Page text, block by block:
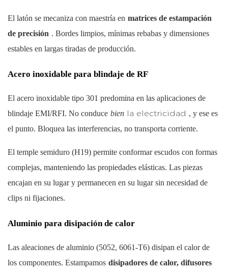
El latón se mecaniza con maestría en matrices de estampación
de precisión . Bordes limpios, mínimas rebabas y dimensiones
estables en largas tiradas de producción.
Acero inoxidable para blindaje de RF
El acero inoxidable tipo 301 predomina en las aplicaciones de
blindaje EMI/RFI. No conduce bien la electricidad , y ese es
el punto. Bloquea las interferencias, no transporta corriente.
El temple semiduro (H19) permite conformar escudos con formas
complejas, manteniendo las propiedades elásticas. Las piezas
encajan en su lugar y permanecen en su lugar sin necesidad de
clips ni fijaciones.
Aluminio para disipación de calor
Las aleaciones de aluminio (5052, 6061-T6) disipan el calor de
los componentes. Estampamos disipadores de calor, difusores